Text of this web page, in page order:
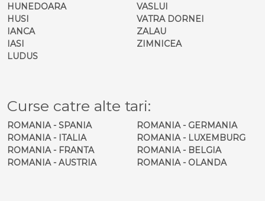
HUNEDOARA
HUSI
IANCA
IASI
LUDUS
VASLUI
VATRA DORNEI
ZALAU
ZIMNICEA
Curse catre alte tari:
ROMANIA - SPANIA
ROMANIA - ITALIA
ROMANIA - FRANTA
ROMANIA - AUSTRIA
ROMANIA - GERMANIA
ROMANIA - LUXEMBURG
ROMANIA - BELGIA
ROMANIA - OLANDA